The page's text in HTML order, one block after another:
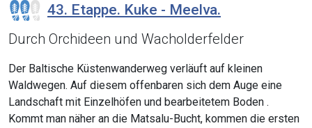
43. Etappe. Kuke - Meelva.
Durch Orchideen und Wacholderfelder
Der Baltische Küstenwanderweg verläuft auf kleinen
Waldwegen. Auf diesem offenbaren sich dem Auge eine
Landschaft mit Einzelhöfen und bearbeitetem Boden .
Kommt man näher an die Matsalu-Bucht, kommen die ersten